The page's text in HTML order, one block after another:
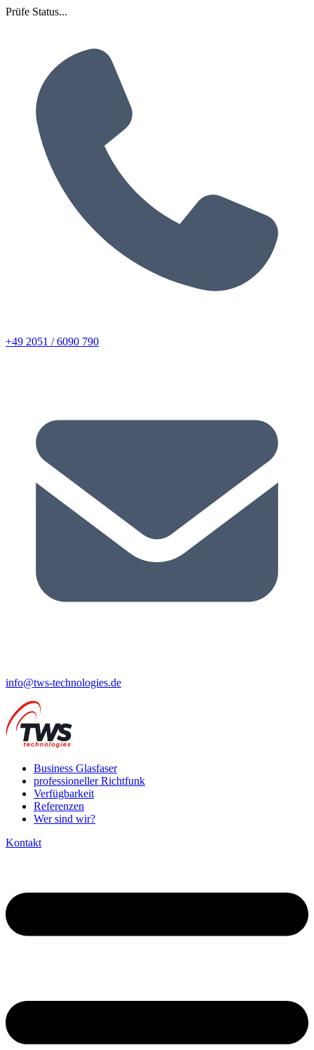
Prüfe Status...
+49 2051 / 6090 790
info@tws-technologies.de
Business Glasfaser
professioneller Richtfunk
Verfügbarkeit
Referenzen
Wer sind wir?
Kontakt